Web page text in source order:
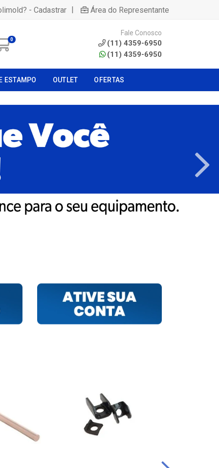
- Cadastrar | Área do Representante
0
Fale Conosco
(11) 4359-6950
(11) 4359-6950
ESTAMPO OUTLET OFERTAS